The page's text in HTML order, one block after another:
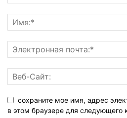
сохраните мое имя, адрес
в этом браузере для следующего